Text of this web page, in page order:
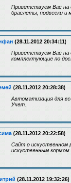
Приветствуем Вас на
браслеты, подвески и
(28.11.2012 20:34:11)
Приветствуем Вас на
комплектующие по
(28.11.2012 20:28:38)
Автоматизация для
Учет.
(28.11.2012 20:22:58)
Сайт о искуственном
искуственным кормом.
(28.11.2012 19:32:26)